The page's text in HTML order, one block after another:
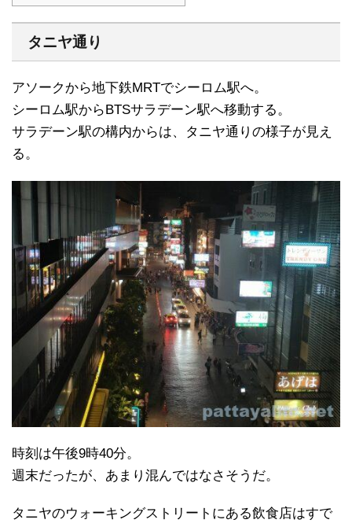
タニヤ通り
アソークから地下鉄MRTでシーロム駅へ。
シーロム駅からBTSサラデーン駅へ移動する。
サラデーン駅の構内からは、タニヤ通りの様子が見え
る。
時刻は午後9時40分。
週末だったが、あまり混んではなさそうだ。
タニヤのウォーキングストリートにある飲食店はすで